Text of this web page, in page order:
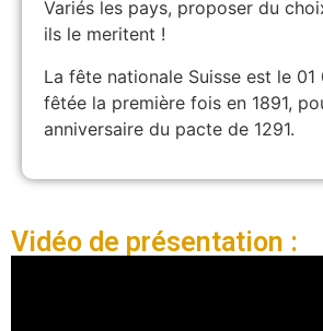
Variés les pays, proposer du
ils le meritent !
La fête nationale Suisse est le
fêtée la première fois en 1891,
anniversaire du pacte de 1291.
Vidéo de présentation :